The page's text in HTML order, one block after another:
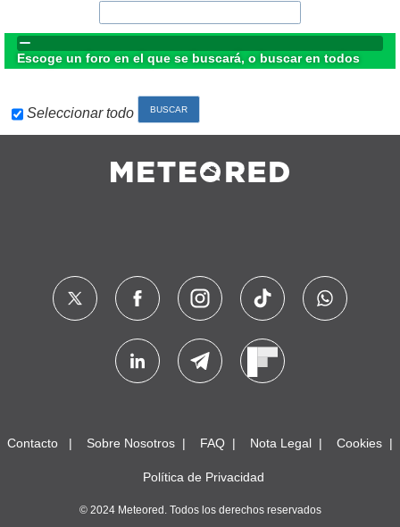
Escoge un foro en el que se buscará, o buscar en todos
Seleccionar todo
Contacto Sobre Nosotros FAQ Nota Legal Cookies
Política de Privacidad
© 2024 Meteored. Todos los derechos reservados